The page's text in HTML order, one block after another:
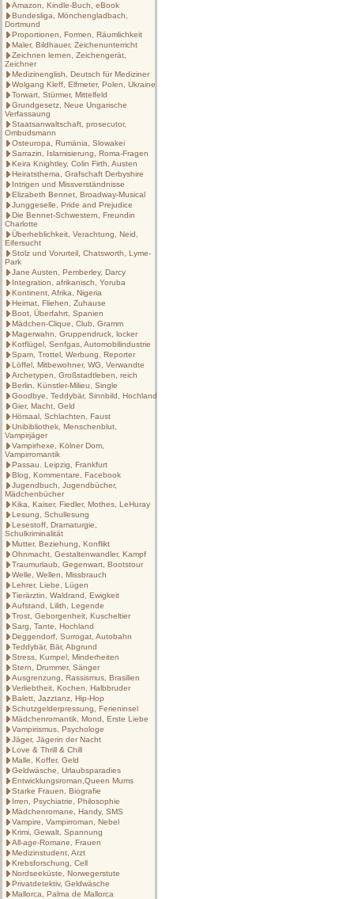
Amazon, Kindle-Buch, eBook
Bundesliga, Mönchengladbach,
Dortmund
Proportionen, Formen, Räumlichkeit
Maler, Bildhauer, Zeichenunterricht
Zeichnen lernen, Zeichengerät,
Zeichner
Medizinenglish, Deutsch für Mediziner
Wolgang Kleff, Elfmeter, Polen, Ukraine
Torwart, Stürmer, Mittelfeld
Grundgesetz, Neue Ungarische
Verfassaung
Staatsanwaltschaft, prosecutor,
Ombudsmann
Osteuropa, Rumänia, Slowakei
Sarrazin, Islamisierung, Roma-Fragen
Keira Knightley, Colin Firth, Austen
Heiratsthema, Grafschaft Derbyshire
Intrigen und Missverständnisse
Elizabeth Bennet, Broadway-Musical
Junggeselle, Pride and Prejudice
Die Bennet-Schwestern, Freundin
Charlotte
Überheblichkeit, Verachtung, Neid,
Eifersucht
Stolz und Vorurteil, Chatsworth, Lyme-
Park
Jane Austen, Pemberley, Darcy
Integration, afrikanisch, Yoruba
Kontinent, Afrika, Nigeria
Heimat, Fliehen, Zuhause
Boot, Überfahrt, Spanien
Mädchen-Clique, Club, Gramm
Magerwahn, Gruppendruck, locker
Kotflügel, Senfgas, Automobilindustrie
Spam, Trottel, Werbung, Reporter
Löffel, Mitbewohner, WG, Verwandte
Archetypen, Großstadtleben, reich
Berlin, Künstler-Milieu, Single
Goodbye, Teddybär, Sinnbild, Hochland
Gier, Macht, Geld
Hörsaal, Schlachten, Faust
Unibibliothek, Menschenblut,
Vampirjäger
Vampirhexe, Kölner Dom,
Vampirromantik
Passau. Leipzig, Frankfurt
Blog, Kommentare, Facebook
Jugendbuch, Jugendbücher,
Mädchenbücher
Kika, Kaiser, Fiedler, Mothes, LeHuray
Lesung, Schullesung
Lesestoff, Dramaturgie,
Schulkriminalität
Mutter, Beziehung, Konflikt
Ohnmacht, Gestaltenwandler, Kampf
Traumurlaub, Gegenwart, Bootstour
Welle, Wellen, Missbrauch
Lehrer, Liebe, Lügen
Tierärztin, Waldrand, Ewigkeit
Aufstand, Lilith, Legende
Trost, Geborgenheit, Kuscheltier
Sarg, Tante, Hochland
Deggendorf, Surrogat, Autobahn
Teddybär, Bär, Abgrund
Stress, Kumpel, Minderheiten
Stern, Drummer, Sänger
Ausgrenzung, Rassismus, Brasilien
Verliebtheit, Kochen, Halbbruder
Balett, Jazztanz, Hip-Hop
Schutzgelderpressung, Ferieninsel
Mädchenromantik, Mond, Erste Liebe
Vampirismus, Psychologe
Jäger, Jägerin der Nacht
Love & Thrill & Chill
Malle, Koffer, Geld
Geldwäsche, Urlaubsparadies
Entwicklungsroman,Queen Mums
Starke Frauen, Biografie
Irren, Psychiatrie, Philosophie
Mädchenromane, Handy, SMS
Vampire, Vampirroman, Nebel
Krimi, Gewalt, Spannung
All-age-Romane, Frauen
Medizinstudent, Arzt
Krebsforschung, Cell
Nordseeküste, Norwegerstute
Privatdetektiv, Geldwäsche
Mallorca, Palma de Mallorca